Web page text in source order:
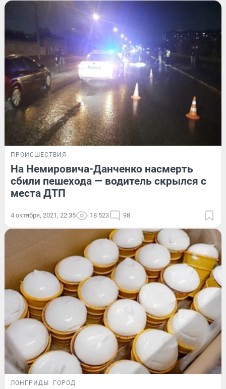
ПРОИСШЕСТВИЯ
На Немировича-Данченко насмерть
сбили пешехода — водитель скрылся с
места ДТП
4 октября, 2021, 22:35 18 523 98
ЛОНГРИДЫ ГОРОД